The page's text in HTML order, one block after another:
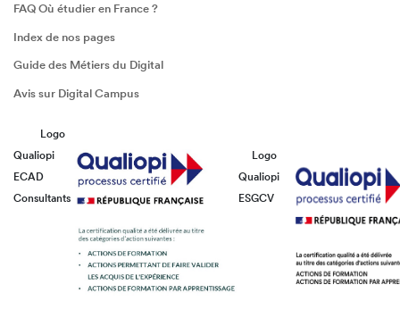
FAQ Où étudier en France ?
Index de nos pages
Guide des Métiers du Digital
Avis sur Digital Campus
Logo
Qualiopi
ECAD
Consultants
Logo
Qualiopi
ESGCV